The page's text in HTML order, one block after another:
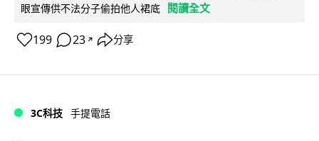
眼宣傳供不法分子偷拍他人裙底 閱讀全文
199 23 ↗ 分享
3C科技 手提電話